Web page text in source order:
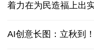
着力在为民造福上出
AI创意长图：立秋到